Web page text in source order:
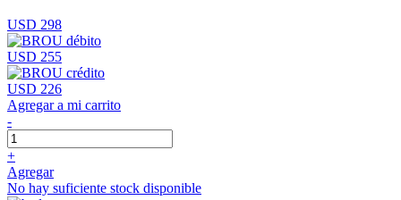
USD 298
USD 255
USD 226
Agregar a mi carrito
-
+
Agregar
No hay suficiente stock disponible